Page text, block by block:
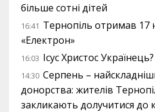
більше сотні дітей
16:41 Тернопіль отримав 17
«Електрон»
16:03 Ісус Христос Українець?
14:30 Серпень –
донорства: жителів
закликають долучитися до